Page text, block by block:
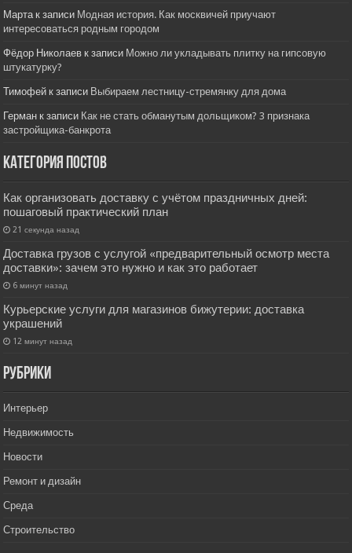
Мартак записи Модная история. Как москвичей приучают
интересоваться родным городом
Фёдор Николаев к записи Можно ли укладывать плитку на гипсовую
штукатурку?
Тимофей к записи Выбираем лестницу-стремянку для дома
Герман к записи Как не стать обманутым дольщиком? 3 признака
застройщика-банкрота
Категория постов
Как организовать доставку с учётом праздничных дней:
пошаговый практический план
21 секунда назад
Доставка грузов с услугой «предварительный осмотр места
доставки»: зачем это нужно и как это работает
6 минут назад
Курьерские услуги для магазинов бижутерии: доставка
украшений
12 минут назад
РУбрики
Интерьер
Недвижимость
Новости
Ремонт и дизайн
Среда
Строительство